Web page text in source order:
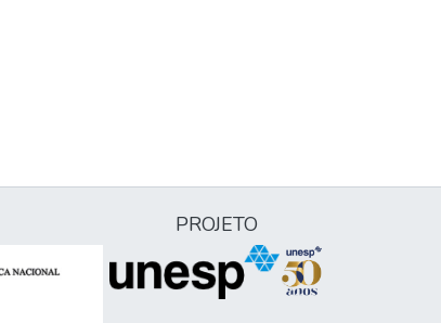
PROJETO